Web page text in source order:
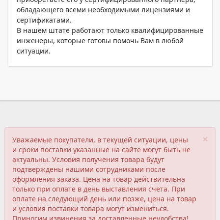
обладающего всеми необходимыми лицензиями и
сертификатами.
В нашем штате работают только квалифицированные
инженеры, которые готовы помочь Вам в любой
ситуации.
×
Уважаемые покупатели, в текущей ситуации, цены
и сроки поставки указанные на сайте могут быть не
актуальны. Условия получения товара будут
подтверждены нашими сотрудниками после
оформления заказа. Цена на товар действительна
только при оплате в день выставления счета. При
оплате на следующий день или позже, цена на товар
и условия поставки товара могут измениться.